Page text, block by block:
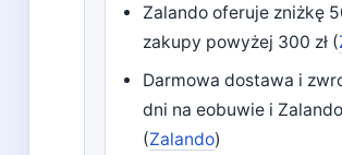
Zalando oferuje zniżkę
zakupy powyżej 300 zł (
Darmowa dostawa i
dni na eobuwie i Zalando
(Zalando)